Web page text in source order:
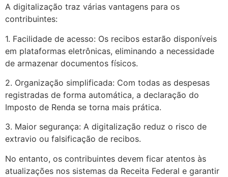
A digitalização traz várias vantagens para os
contribuintes:
1. Facilidade de acesso: Os recibos estarão disponíveis
em plataformas eletrônicas, eliminando a necessidade
de armazenar documentos físicos.
2. Organização simplificada: Com todas as despesas
registradas de forma automática, a declaração do
Imposto de Renda se torna mais prática.
3. Maior segurança: A digitalização reduz o risco de
extravio ou falsificação de recibos.
No entanto, os contribuintes devem ficar atentos às
atualizações nos sistemas da Receita Federal e garantir